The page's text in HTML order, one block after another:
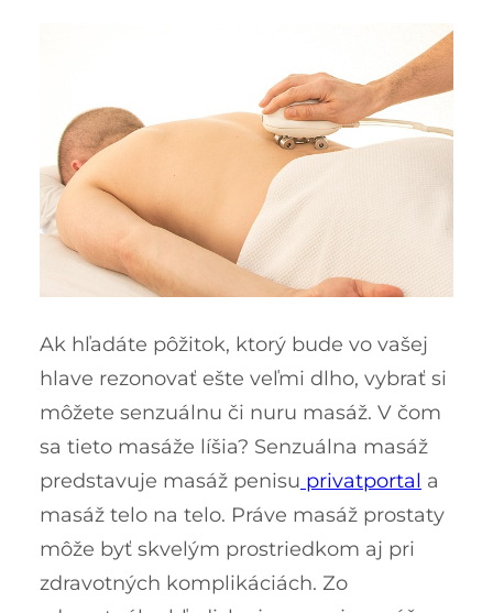
Ak hľadáte pôžitok, ktorý bude vo vašej
hlave rezonovať ešte veľmi dlho, vybrať si
môžete senzuálnu či nuru masáž. V čom
sa tieto masáže líšia? Senzuálna masáž
predstavuje masáž penisu privatportal a
masáž telo na telo. Práve masáž prostaty
môže byť skvelým prostriedkom aj pri
zdravotných komplikáciách. Zo